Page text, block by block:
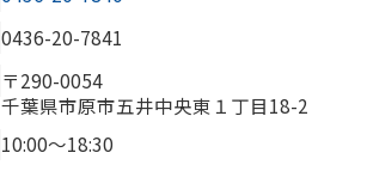
0436-20-7841
〒290-0054
千葉県市原市五井中央東１丁目18-2
10:00～18:30